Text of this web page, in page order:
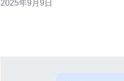
异。 2.
2025年9月9日